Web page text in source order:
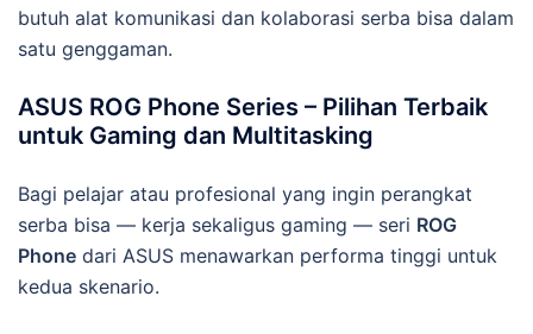
butuh alat komunikasi dan kolaborasi serba bisa dalam
satu genggaman.
ASUS ROG Phone Series – Pilihan Terbaik
untuk Gaming dan Multitasking
Bagi pelajar atau profesional yang ingin perangkat
serba bisa — kerja sekaligus gaming — seri ROG
Phone dari ASUS menawarkan performa tinggi untuk
kedua skenario.